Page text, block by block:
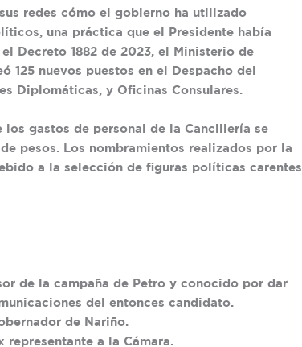
redes cómo el gobierno ha utilizado
una práctica que el Presidente había
Decreto 1882 de 2023, el Ministerio de
125 nuevos puestos en el Despacho del
Diplomáticas, y Oficinas Consulares.
los gastos de personal de la Cancillería se
pesos. Los nombramientos realizados por la
a la selección de figuras políticas carentes
de la campaña de Petro y conocido por dar
del entonces candidato.
de Nariño.
representante a la Cámara.